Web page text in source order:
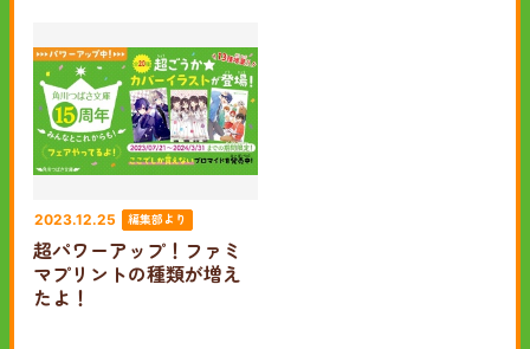
2023.12.25 編集部より
超パワーアップ！ファミ
マプリントの種類が増え
たよ！